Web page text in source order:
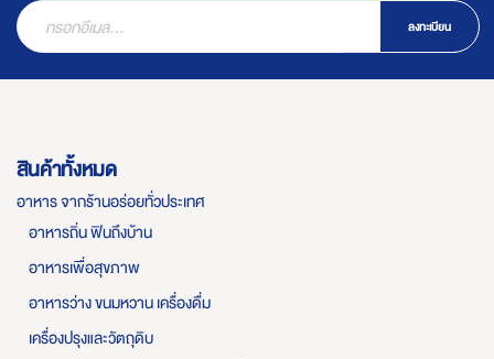
ลงทะเบียน
สินค้าทั้งหมด
อาหาร จากร้านอร่อยทั่วประเทศ
อาหารถิ่น ฟินถึงบ้าน
อาหารเพื่อสุขภาพ
อาหารว่าง ขนมหวาน เครื่องดื่ม
เครื่องปรุงและวัตถุดิบ